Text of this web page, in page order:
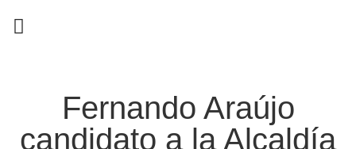
Fernando Araújo
candidato a la Alcaldía